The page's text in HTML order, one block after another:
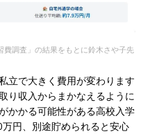
調査」の結果をもとに鈴木さや子先
立で大きく費用が変わります
り収入からまかなえるように
かかる可能性がある高校入学
円、別途貯められると安心